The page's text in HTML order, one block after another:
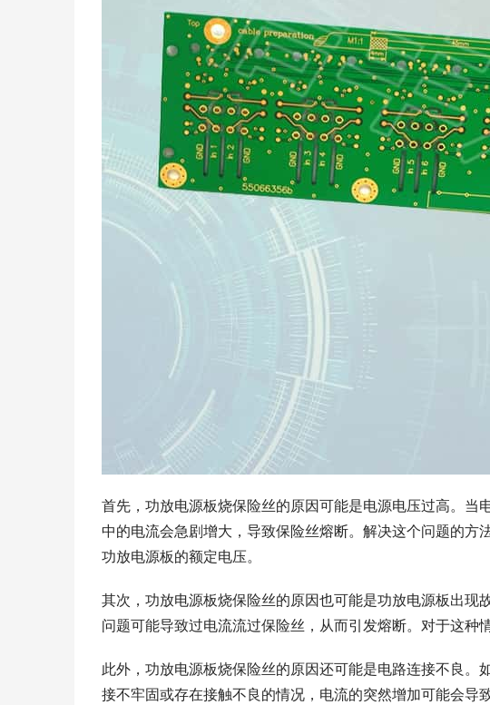
首先，功放电源板烧保险丝的原因可能是电源电压过高。
中的电流会急剧增大，导致保险丝熔断。解决这个问题的
功放电源板的额定电压。
其次，功放电源板烧保险丝的原因也可能是功放电源板出
问题可能导致过电流流过保险丝，从而引发熔断。对于这
此外，功放电源板烧保险丝的原因还可能是电路连接不良
接不牢固或存在接触不良的情况，电流的突然增加可能会